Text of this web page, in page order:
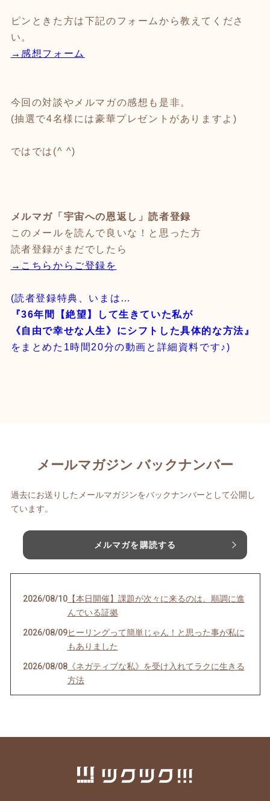
ピンときた方は下記のフォームから教えてくださ
い。
→感想フォーム
今回の対談やメルマガの感想も是非。
(抽選で4名様には豪華プレゼントがありますよ)
ではでは(^ ^)
メルマガ「宇宙への恩返し」読者登録
このメールを読んで良いな！と思った方
読者登録がまだでしたら
→こちらからご登録を
(読者登録特典、いまは…
『36年間【絶望】して生きていた私が
《自由で幸せな人生》にシフトした具体的な方法』
をまとめた1時間20分の動画と詳細資料です♪)
メールマガジン バックナンバー
過去にお送りしたメールマガジンをバックナンバーとして公開し
ています。
メルマガを購読する
2026/08/10【本日開催】課題が次々に来るのは、順調に進
んでいる証拠
2026/08/09ヒーリングって簡単じゃん！と思った事が私に
もありました
2026/08/08《ネガティブな私》を受け入れてラクに生きる
方法
最も楽に、しかも確実に人生を好転させる方法